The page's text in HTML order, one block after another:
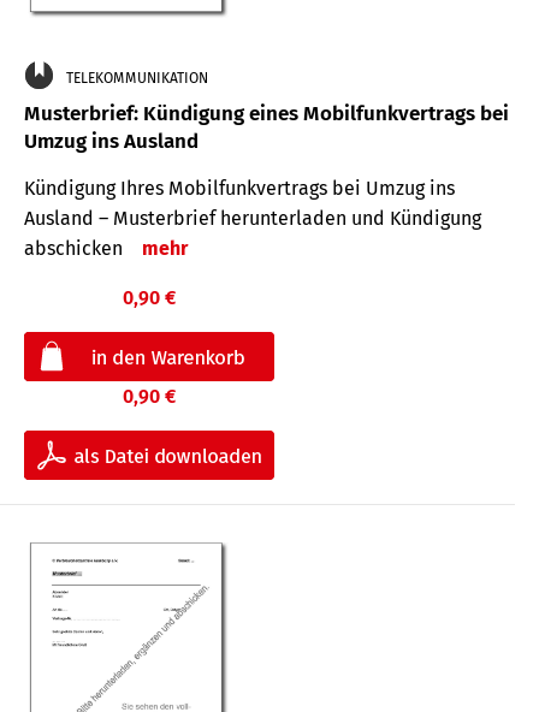
TELEKOMMUNIKATION
Musterbrief: Kündigung eines Mobilfunkvertrags bei
Umzug ins Ausland
Kündigung Ihres Mobilfunkvertrags bei Umzug ins
Ausland – Musterbrief herunterladen und Kündigung
abschicken
mehr
0,90 €
0,90 €